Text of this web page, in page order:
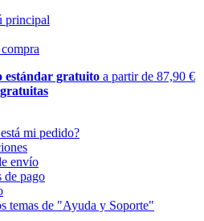
principal
estándar gratuito a partir de 87,90 €
mi pedido?
envío
de pago
temas de "Ayuda y Soporte"